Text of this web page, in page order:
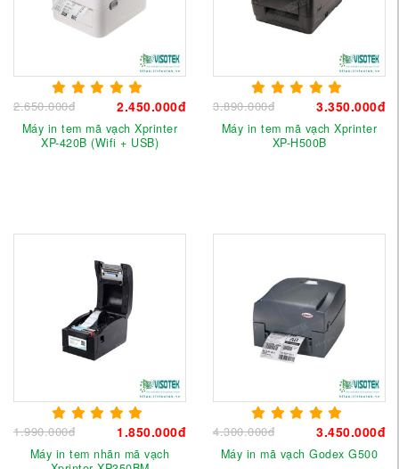
2.650.000đ 2.450.000đ
Máy in tem mã vạch Xprinter
XP-420B (Wifi + USB)
3.890.000đ 3.350.000đ
Máy in tem mã vạch Xprinter
XP-H500B
1.990.000đ 1.850.000đ
Máy in tem nhãn mã vạch
4.300.000đ 3.450.000đ
Máy in mã vạch Godex G500